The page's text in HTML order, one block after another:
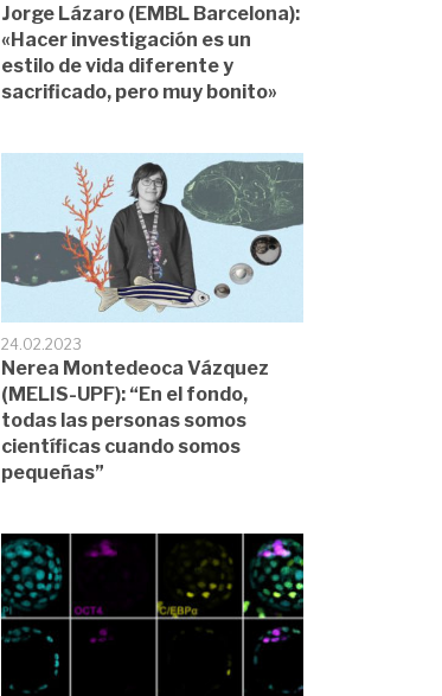
Jorge Lázaro (EMBL Barcelona):
«Hacer investigación es un
estilo de vida diferente y
sacrificado, pero muy bonito»
24.02.2023
Nerea Montedeoca Vázquez
(MELIS-UPF): “En el fondo,
todas las personas somos
científicas cuando somos
pequeñas”